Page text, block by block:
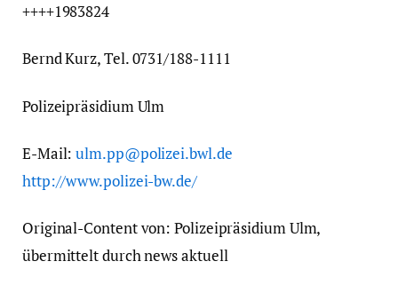
++++1983824
Bernd Kurz, Tel. 0731/188-1111
Polizeipräsidium Ulm
E-Mail:ulm.pp@polizei.bwl.de
http://www.polizei-bw.de/
Original-Content von: Polizeipräsidium Ulm,
übermittelt durch news aktuell